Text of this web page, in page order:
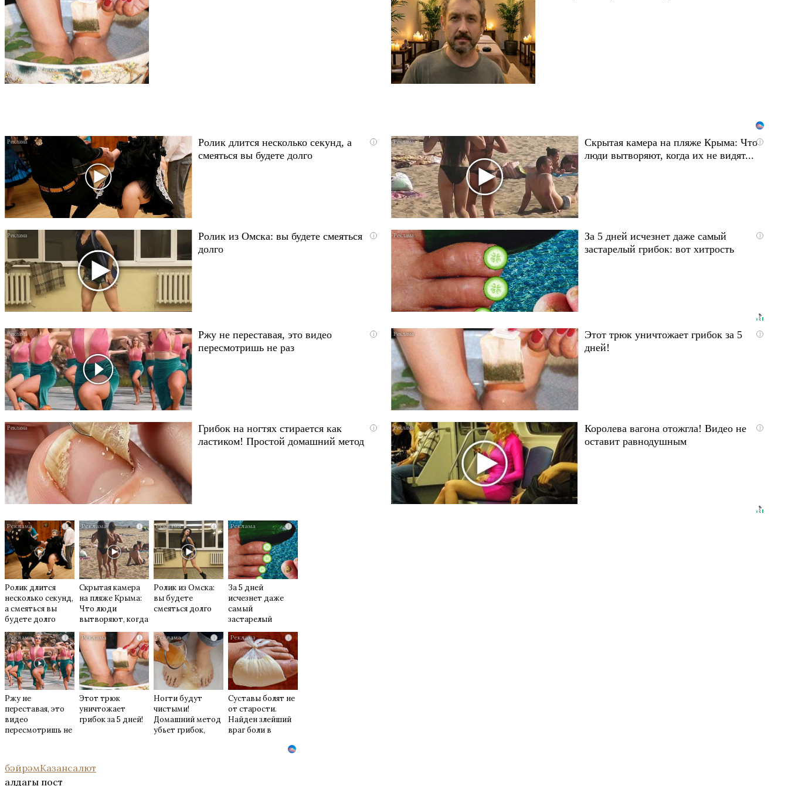
i
Ролик длится несколько секунд, а
смеяться вы будете долго
i
Скрытая камера на пляже Крыма: Что
люди вытворяют, когда их не видят...
i
Ролик из Омска: вы будете смеяться
долго
i
За 5 дней исчезнет даже самый
застарелый грибок: вот хитрость
i
Ржу не переставая, это видео
пересмотришь не раз
i
Этот трюк уничтожает грибок за 5
дней!
i
Грибок на ногтях стирается как
ластиком! Простой домашний метод
i
Королева вагона отожгла! Видео не
оставит равнодушным
i
Ролик длится
несколько секунд,
а смеяться вы
будете долго
i
Скрытая камера
на пляже Крыма:
Что люди
вытворяют, когда
их не видят...
i
Ролик из Омска:
вы будете
смеяться долго
i
За 5 дней
исчезнет даже
самый
застарелый
грибок: вот
хитрость
i
Ржу не
переставая, это
видео
пересмотришь не
i
Этот трюк
уничтожает
грибок за 5 дней!
i
Ногти будут
чистыми!
Домашний метод
убьет грибок,
i
Суставы болят не
от старости.
Найден злейший
враг боли в
бәйрәмКазансалют
алдагы пост